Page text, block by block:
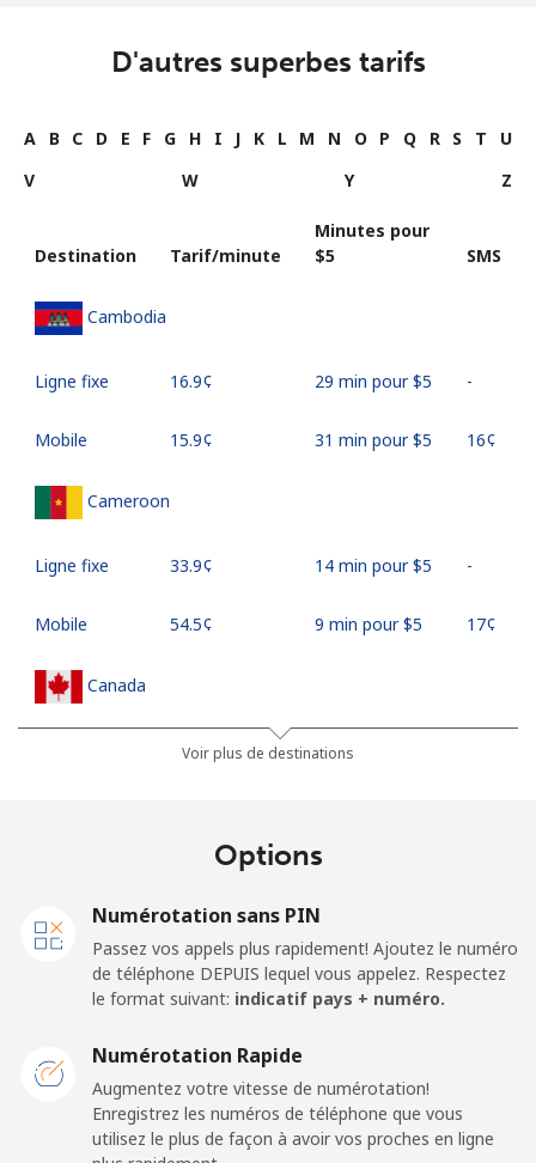
D'autres superbes tarifs
A B C D E F G H I J K L M N O P Q R S T
U
V
W Y Z
Destination Tarif/minute
Minutes pour
⁦$5⁩
SMS
Cambodia
Ligne fixe ⁦16.9¢⁩ 29 min pour ⁦$5⁩ -
Mobile ⁦15.9¢⁩ 31 min pour ⁦$5⁩ ⁦16¢⁩
Cameroon
Ligne fixe ⁦33.9¢⁩ 14 min pour ⁦$5⁩ -
Mobile ⁦54.5¢⁩ 9 min pour ⁦$5⁩ ⁦17¢⁩
Canada
⁦1.5¢⁩
333 min pour
⁦39.5¢⁩ 12 min pour ⁦$5⁩ ⁦16¢⁩
Ligne fixe ⁦23.5¢⁩ 21 min pour ⁦$5⁩
⁦25.5¢⁩ 19 min pour ⁦$5⁩ ⁦15¢⁩
Voir plus de destinations
Options
Numérotation sans PIN
Passez vos appels plus rapidement! Ajoutez le numéro
de téléphone DEPUIS lequel vous appelez. Respectez
le format suivant: indicatif pays + numéro.
Numérotation Rapide
Augmentez votre vitesse de numérotation!
Enregistrez les numéros de téléphone que vous
utilisez le plus de façon à avoir vos proches en ligne